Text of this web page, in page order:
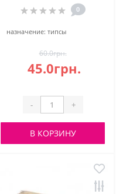
0
назначение: типсы
60.0грн.
45.0грн.
- +
В КОРЗИНУ